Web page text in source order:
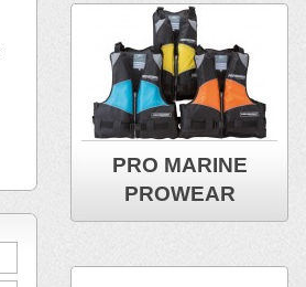
PRO MARINE
PROWEAR